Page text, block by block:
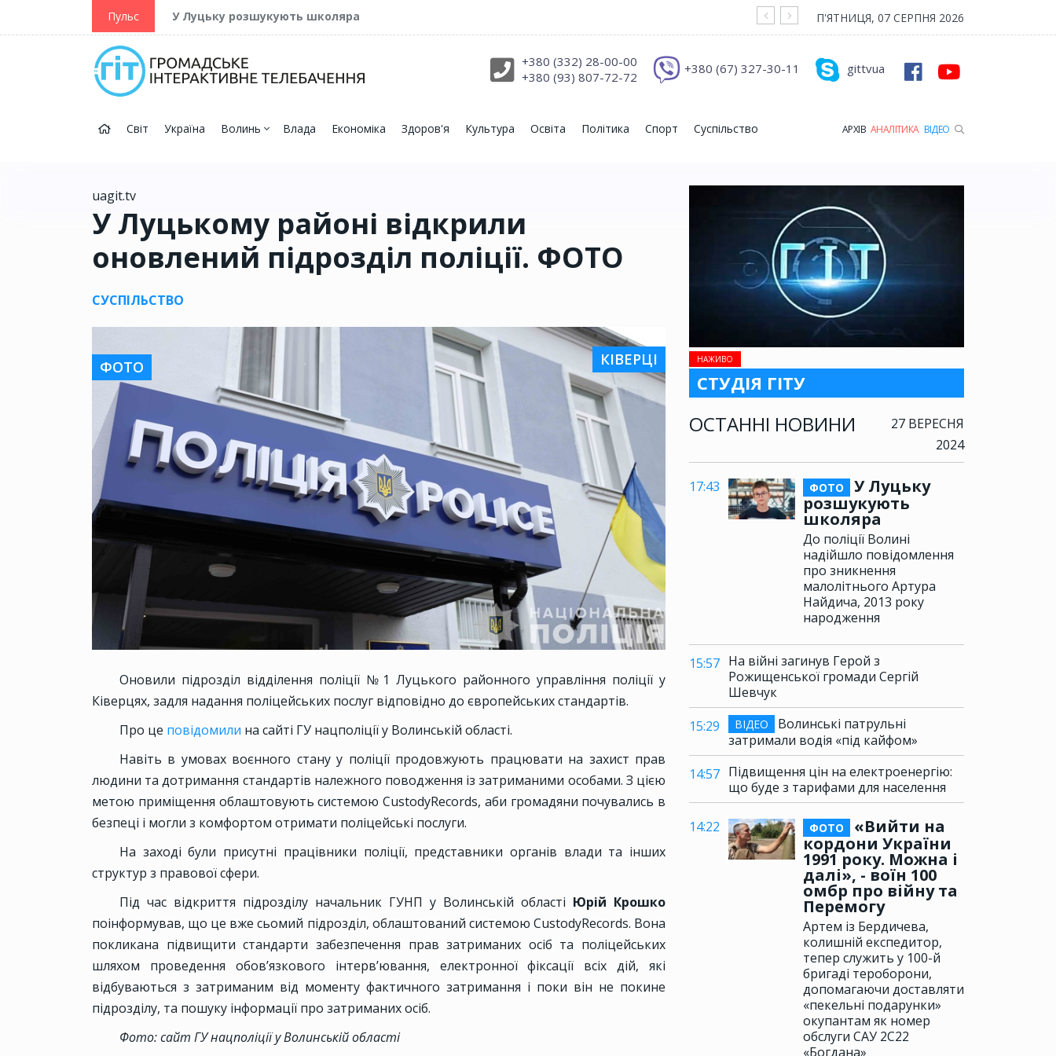
Пульс У Луцьку розшукують школяра На війні загинув Герой з Рожищенської
П'ЯТНИЦЯ, 07 СЕРПНЯ 2026
gittvua
+380 (67) 327-30-11
+380 (332) 28-00-00
+380 (93) 807-72-72
Світ Україна Волинь Влада Економіка Здоров'я Культура Освіта Політика Спорт Суспільство АРХІВ АНАЛІТИКА ВІДЕО
НАЖИВО
СТУДІЯ ГІТУ
ОСТАННІ НОВИНИ
27 ВЕРЕСНЯ
2024
17:43 ФОТО
У Луцьку
розшукують
школяра
До поліції Волині
надійшло повідомлення
про зникнення
малолітнього Артура
Найдича, 2013 року
народження
15:57 На війні загинув Герой з
Рожищенської громади Сергій
Шевчук
15:29
ВІДЕО
Волинські патрульні
затримали водія «під кайфом»
14:57 Підвищення цін на електроенергію:
що буде з тарифами для населення
14:22 ФОТО
«Вийти на
кордони України
1991 року. Можна і
далі», - воїн 100
омбр про війну та
Перемогу
Артем із Бердичева,
колишній експедитор,
тепер служить у 100-й
бригаді тероборони,
допомагаючи доставляти
«пекельні подарунки»
окупантам як номер
обслуги САУ 2С22
«Богдана»
uagit.tv
У Луцькому районі відкрили
оновлений підрозділ поліції. ФОТО
СУСПІЛЬСТВО
ФОТО КІВЕРЦІ
Оновили підрозділ відділення поліції №1 Луцького районного управління поліції у
Ківерцях, задля надання поліцейських послуг відповідно до європейських стандартів.
Про це повідомили на сайті ГУ нацполіції у Волинській області.
Навіть в умовах воєнного стану у поліції продовжують працювати на захист прав
людини та дотримання стандартів належного поводження із затриманими особами. З цією
метою приміщення облаштовують системою CustodyRecords, аби громадяни почувались в
безпеці і могли з комфортом отримати поліцейські послуги.
На заході були присутні працівники поліції, представники органів влади та інших
структур з правової сфери.
Під час відкриття підрозділу начальник ГУНП у Волинській області Юрій Крошко
поінформував, що це вже сьомий підрозділ, облаштований системою CustodyRecords. Вона
покликана підвищити стандарти забезпечення прав затриманих осіб та поліцейських
шляхом проведення обов’язкового інтерв’ювання, електронної фіксації всіх дій, які
відбуваються з затриманим від моменту фактичного затримання і поки він не покине
підрозділу, та пошуку інформації про затриманих осіб.
Фото: сайт ГУ нацполіції у Волинській області